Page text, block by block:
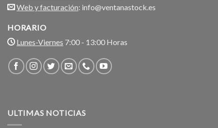
Web y facturación: info@ventanastock.es
HORARIO
Lunes-Viernes 7:00 - 13:00 Horas
ULTIMAS NOTICIAS